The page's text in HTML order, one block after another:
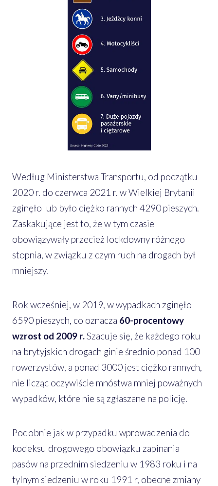
Według Ministerstwa Transportu, od początku
2020 r. do czerwca 2021 r. w Wielkiej Brytanii
zginęło lub było ciężko rannych 4290 pieszych.
Zaskakujące jest to, że w tym czasie
obowiązywały przecież lockdowny różnego
stopnia, w związku z czym ruch na drogach był
mniejszy.
Rok wcześniej, w 2019, w wypadkach zginęło
6590 pieszych, co oznacza 60-procentowy
wzrost od 2009 r.Szacuje się, że każdego roku
na brytyjskich drogach ginie średnio ponad 100
rowerzystów, a ponad 3000 jest ciężko rannych,
nie licząc oczywiście mnóstwa mniej poważnych
wypadków, które nie są zgłaszane na policję.
Podobnie jak w przypadku wprowadzenia do
kodeksu drogowego obowiązku zapinania
pasów na przednim siedzeniu w 1983 roku i na
tylnym siedzeniu w roku 1991 r, obecne zmiany